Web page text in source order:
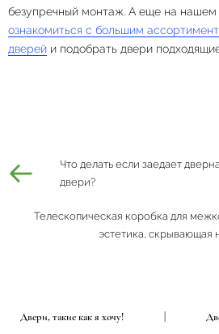
безупречный монтаж. А еще на
ознакомиться с большим
дверей и подобрать двери
Что делать если заедает
двери?
Телескопическая коробка для
эстетика, скрывающая
Двери, такие как я хочу!